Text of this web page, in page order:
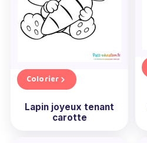
Colorier
Lapin joyeux tenant
carotte